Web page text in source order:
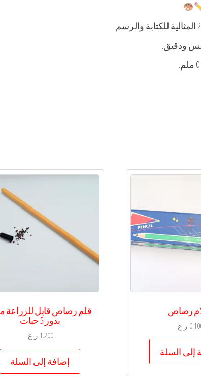
ودقيق.
رصاص
ر.ع.
إلى السلة
قلم رصاص قابل للزراعة
بذور 5 حبات
1.200 ر.ع.
إضافة إلى السلة